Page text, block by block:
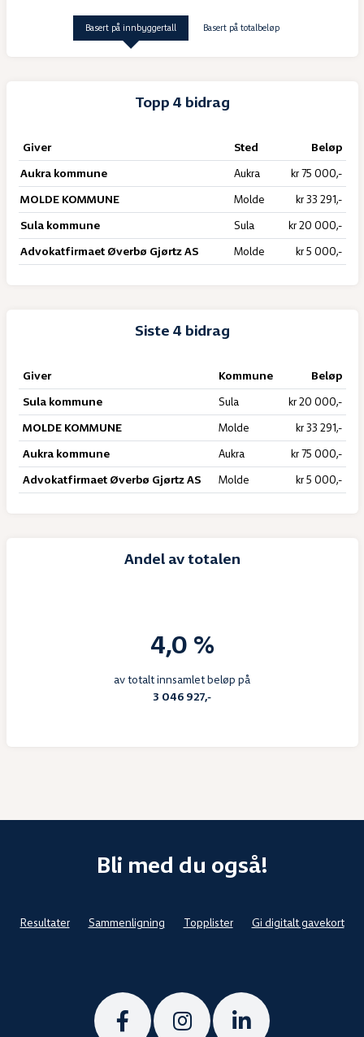
Basert på innbyggertall Basert på totalbeløp
Topp 4 bidrag
Giver Sted Beløp
Aukra kommune Aukra kr 75 000,-
MOLDE KOMMUNE Molde kr 33 291,-
Sula kommune Sula kr 20 000,-
Advokatfirmaet Øverbø Gjørtz AS Molde kr 5 000,-
Siste 4 bidrag
Giver Kommune Beløp
Sula kommune Sula kr 20 000,-
MOLDE KOMMUNE Molde kr 33 291,-
Aukra kommune Aukra kr 75 000,-
Advokatfirmaet Øverbø Gjørtz AS Molde kr 5 000,-
Andel av totalen
4,0 %
av totalt innsamlet beløp på
3 046 927,-
Bli med du også!
Resultater Sammenligning Topplister Gi digitalt gavekort
Følg Følg Følg